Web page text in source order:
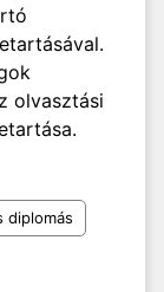
olvasztási
diplomás